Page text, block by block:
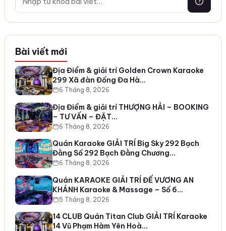
Bài viết mới
Địa Điểm & giải trí Golden Crown Karaoke
299 Xã đàn Đống Đa Hà…
6 Tháng 8, 2026
Địa Điểm & giải trí THƯỢNG HẢI – BOOKING
– TƯ VẤN – ĐẶT…
6 Tháng 8, 2026
Quán Karaoke GIẢI TRÍ Big Sky 292 Bạch
Đằng Số 292 Bạch Đằng Chương…
6 Tháng 8, 2026
Quán KARAOKE GIẢI TRÍ ĐẾ VƯƠNG AN
KHÁNH Karaoke & Massage – Số 6…
5 Tháng 8, 2026
14 CLUB Quán Titan Club GIẢI TRÍ Karaoke
14 Vũ Phạm Hàm Yên Hoà…